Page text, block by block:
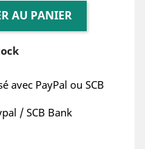
AU PANIER
avec PayPal ou SCB
/ SCB Bank